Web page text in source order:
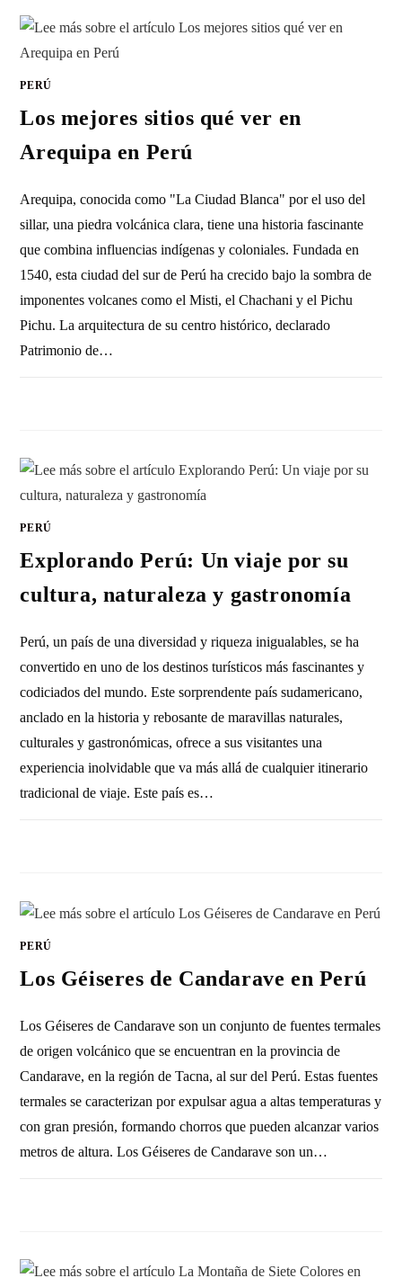
PERÚ
Los mejores sitios qué ver en
Arequipa en Perú
Arequipa, conocida como "La Ciudad Blanca" por el uso del
sillar, una piedra volcánica clara, tiene una historia fascinante
que combina influencias indígenas y coloniales. Fundada en
1540, esta ciudad del sur de Perú ha crecido bajo la sombra de
imponentes volcanes como el Misti, el Chachani y el Pichu
Pichu. La arquitectura de su centro histórico, declarado
Patrimonio de…
PERÚ
Explorando Perú: Un viaje por su
cultura, naturaleza y gastronomía
Perú, un país de una diversidad y riqueza inigualables, se ha
convertido en uno de los destinos turísticos más fascinantes y
codiciados del mundo. Este sorprendente país sudamericano,
anclado en la historia y rebosante de maravillas naturales,
culturales y gastronómicas, ofrece a sus visitantes una
experiencia inolvidable que va más allá de cualquier itinerario
tradicional de viaje. Este país es…
PERÚ
Los Géiseres de Candarave en Perú
Los Géiseres de Candarave son un conjunto de fuentes termales
de origen volcánico que se encuentran en la provincia de
Candarave, en la región de Tacna, al sur del Perú. Estas fuentes
termales se caracterizan por expulsar agua a altas temperaturas y
con gran presión, formando chorros que pueden alcanzar varios
metros de altura. Los Géiseres de Candarave son un…